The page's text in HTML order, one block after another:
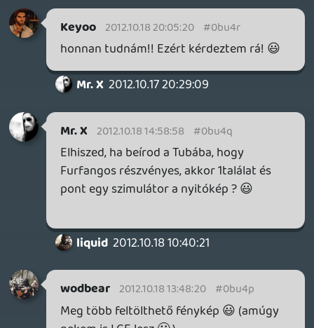
Meg több feltölthető fénykép 😃 (amúgy
nekem is LCE lesz 🙂 )
DarkVenom
Nagyon nem megy ez az "ingyen" fogalom
az oldalon.:)
SvladC 2012.10.18 11:27:33 #0bu4n
Nem, az más. Ilyen VIP dolog van a
néhány ajándék autó. Ennyi, nem több. A
season pass 50$, nem fogják beletenni egy
Legrant 2012.10.18 10:47:57
Tom 2012.10.18 11:12:08 #0bu4m